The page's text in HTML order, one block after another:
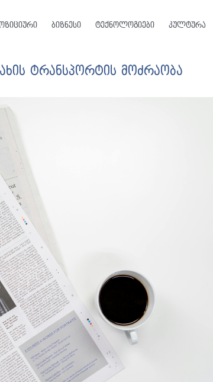
ბიზნესი ტექნოლოგიები კულტურა
ტრანსპორტის მოძრაობა